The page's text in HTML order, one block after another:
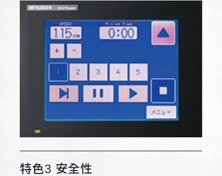
特色3 安全性